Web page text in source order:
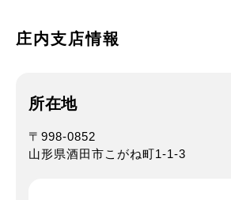
庄内支店情報
所在地
〒998-0852
山形県酒田市こがね町1-1-3